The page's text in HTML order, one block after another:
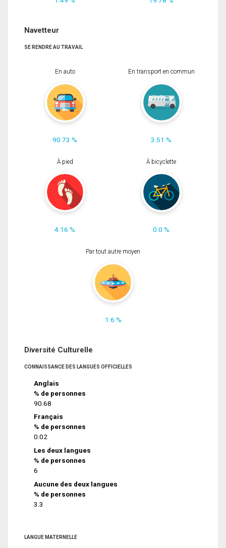
Navetteur
SE RENDRE AU TRAVAIL
En auto
90.73 %
En transport en commun
3.51 %
À pied
4.16 %
À bicyclette
0.0 %
Par tout autre moyen
1.6 %
Diversité Culturelle
CONNAISSANCE DES LANGUES OFFICIELLES
Anglais
% de personnes
90.68
Français
% de personnes
0.02
Les deux langues
% de personnes
6
Aucune des deux langues
% de personnes
3.3
LANGUE MATERNELLE